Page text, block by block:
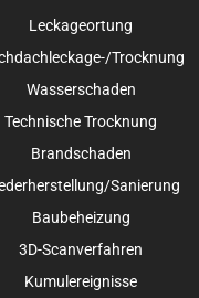
Leckageortung
Trocknung
Wasserschaden
Technische Trocknung
Brandschaden
Sanierung
Baubeheizung
3D-Scanverfahren
Kumulereignisse